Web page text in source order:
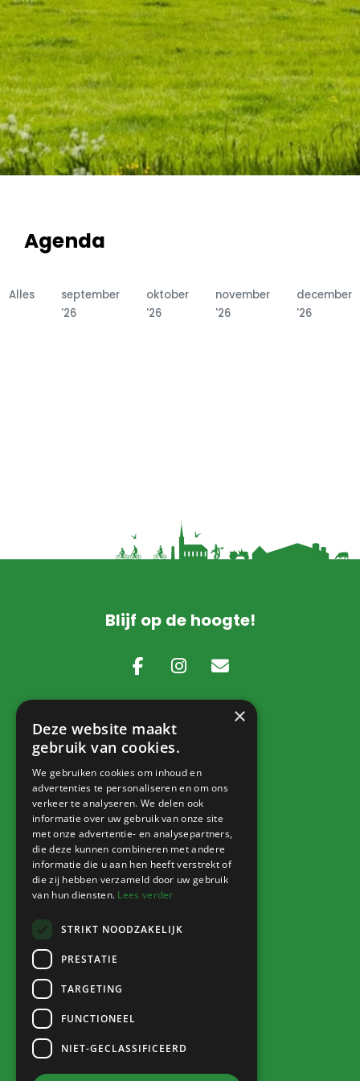
Agenda
Alles
september
'26
oktober
'26
november
'26
december
'26
Blijf op de hoogte!
Jitske van der Gaast
fotografie
Ga naar
Home
Verenigingen
Voorzieningen
Bedrijven
Nieuws
×
Deze website maakt
gebruik van cookies.
We gebruiken cookies om inhoud en
advertenties te personaliseren en om ons
verkeer te analyseren. We delen ook
informatie over uw gebruik van onze site
met onze advertentie- en analysepartners,
die deze kunnen combineren met andere
informatie die u aan hen heeft verstrekt of
die zij hebben verzameld door uw gebruik
van hun diensten. Lees verder
STRIKT NOODZAKELIJK
PRESTATIE
TARGETING
FUNCTIONEEL
NIET-GECLASSIFICEERD